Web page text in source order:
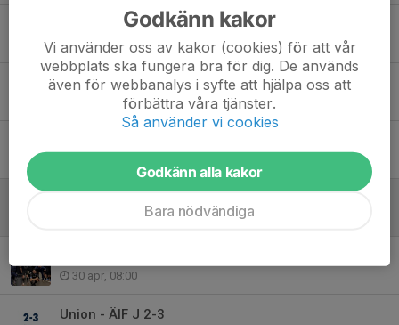
ÄIF J - Asarum 0-1
18 jun, 08:07
Match tisdag P2010
7 jun, 16:11
30 apr, 08:00
Union - ÄIF J 2-3
Godkänn kakor
Vi använder oss av kakor (cookies) för att vår
webbplats ska fungera bra för dig. De används
även för webbanalys i syfte att hjälpa oss att
förbättra våra tjänster.
Så använder vi cookies
Godkänn alla kakor
Bara nödvändiga